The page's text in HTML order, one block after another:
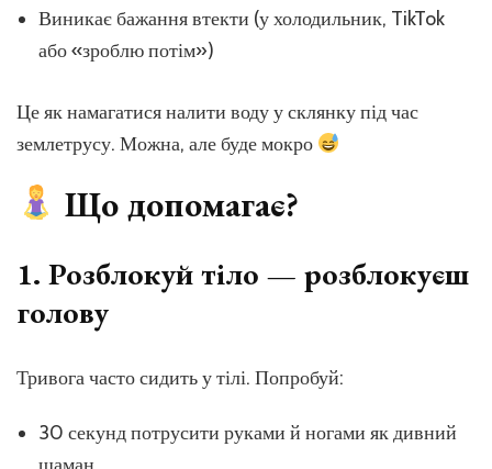
Виникає бажання втекти (у холодильник, TikTok
або «зроблю потім»)
Це як намагатися налити воду у склянку під час
землетрусу. Можна, але буде мокро
Що допомагає?
1. Розблокуй тіло — розблокуєш
голову
Тривога часто сидить у тілі. Попробуй:
30 секунд потрусити руками й ногами як дивний
шаман